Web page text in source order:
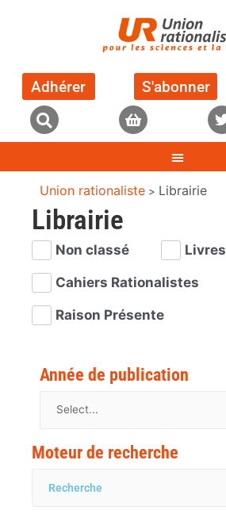
Adhérer S'abonner
Union rationaliste > Librairie
Librairie
Non classé Livres
Cahiers Rationalistes
Raison Présente
Année de publication
Moteur de recherche